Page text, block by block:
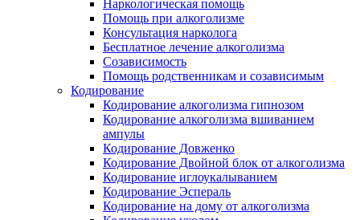
Наркологическая помощь
Помощь при алкоголизме
Консультация нарколога
Бесплатное лечение алкоголизма
Созависимость
Помощь родственникам и созависимым
Кодирование
Кодирование алкоголизма гипнозом
Кодирование алкоголизма вшиванием
ампулы
Кодирование Довженко
Кодирование Двойной блок от алкоголизма
Кодирование иглоукалыванием
Кодирование Эспераль
Кодирование на дому от алкоголизма